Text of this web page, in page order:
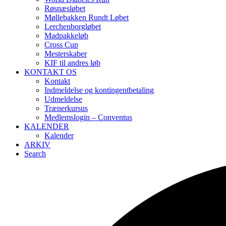
Røsnæsløbet
Møllebakken Rundt Løbet
Lerchenborgløbet
Madpakkeløb
Cross Cup
Mesterskaber
KIF til andres løb
KONTAKT OS
Kontakt
Indmeldelse og kontingentbetaling
Udmeldelse
Trænerkursus
Medlemslogin – Conventus
KALENDER
Kalender
ARKIV
Search